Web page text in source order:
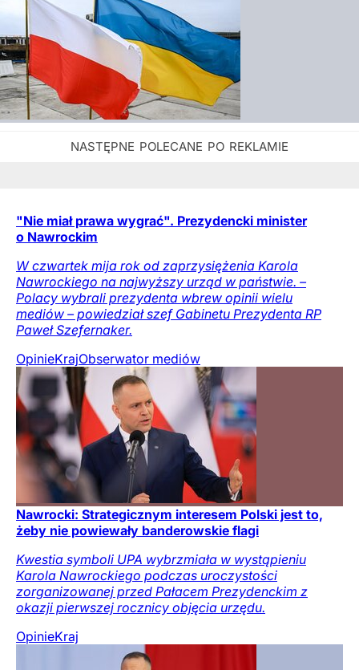
"Nie miał prawa wygrać". Prezydencki minister
o Nawrockim
W czwartek mija rok od zaprzysiężenia Karola
Nawrockiego na najwyższy urząd w państwie. –
Polacy wybrali prezydenta wbrew opinii wielu
mediów – powiedział szef Gabinetu Prezydenta RP
Paweł Szefernaker.
OpinieKrajObserwator mediów
Nawrocki: Strategicznym interesem Polski jest to,
żeby nie powiewały banderowskie flagi
Kwestia symboli UPA wybrzmiała w wystąpieniu
Karola Nawrockiego podczas uroczystości
zorganizowanej przed Pałacem Prezydenckim z
okazji pierwszej rocznicy objęcia urzędu.
OpinieKraj